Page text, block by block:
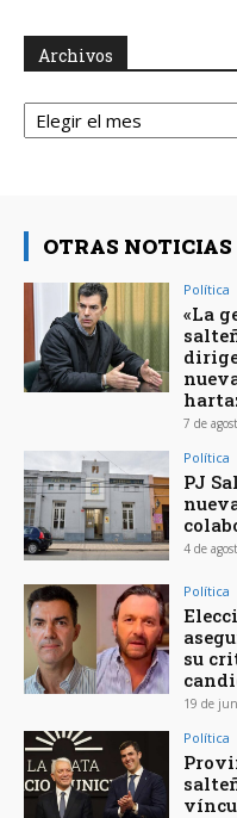
Archivos
Archivos
OTRAS NOTICIAS
Política
«La
7 de
Política
PJ
4 de
Política
su
19 de
Política